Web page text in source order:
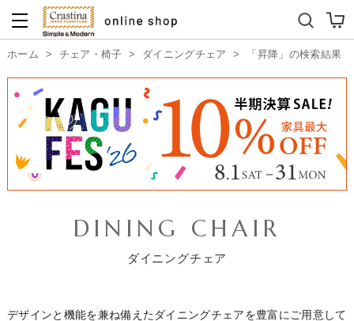
ダイニングテーブルセット
ホーム > チェア・椅子 > ダイニングチェア > 「昇降」の検索結果
DINING CHAIR
ダイニングチェア
デザインと機能を兼ね備えたダイニングチェアを豊富にご用意して